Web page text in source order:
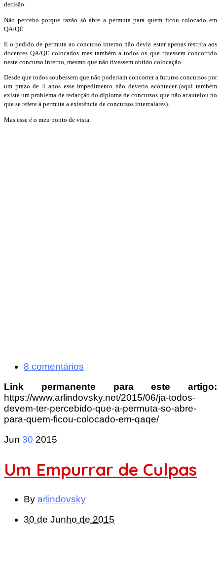
decisão.
Não percebo porque razão só abre a permuta para quem ficou colocado em
QA/QE.
E o pedido de permuta ao concurso interno não devia estar apenas restrita aos
docentes QA/QE colocados mas também a todos os que tivessem concorrido
neste concurso interno, mesmo que não tivessem obtido colocação.
Desde que todos soubessem que não poderiam concorrer a futuros concursos por
um prazo de 4 anos esse impedimento não deveria acontecer (aqui também
existe um problema de redacção do diploma de concursos que não acautelou no
que se refere à permuta a existência de concursos intercalares).
Mas esse é o meu ponto de vista.
8 comentários
Link permanente para este artigo:
https://www.arlindovsky.net/2015/06/ja-todos-
devem-ter-percebido-que-a-permuta-so-abre-
para-quem-ficou-colocado-em-qaqe/
Jun 30 2015
Um Empurrar de Culpas
By arlindovsky
30 de Junho de 2015